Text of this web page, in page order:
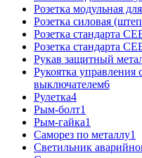
Розетка модульная
Розетка силовая
Розетка стандарта
Розетка стандарта
Рукав защитный
Рукоятка
выключателем6
Рулетка4
Рым-болт1
Рым-гайка1
Саморез по металлу1
Светильник